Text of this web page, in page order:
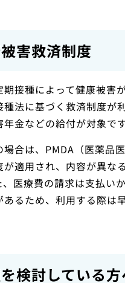
害救済制度
期接種によって健康被害
種法に基づく救済制度が
金などの給付が対象です
場合は、PMDA（医薬品
が適用され、内容が異な
、医療費の請求は支払い
あるため、利用する際は
検討している方